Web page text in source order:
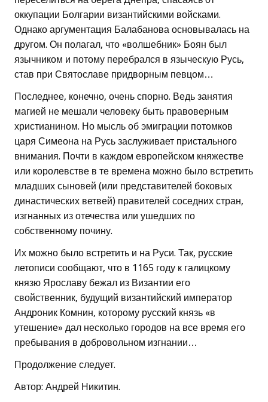
оккупации Болгарии византийскими войсками.
Однако аргументация Балабанова основывалась на
другом. Он полагал, что «волшебник» Боян был
язычником и потому перебрался в языческую Русь,
став при Святославе придворным певцом…
Последнее, конечно, очень спорно. Ведь занятия
магией не мешали человеку быть правоверным
христианином. Но мысль об эмиграции потомков
царя Симеона на Русь заслуживает пристального
внимания. Почти в каждом европейском княжестве
или королевстве в те времена можно было встретить
младших сыновей (или представителей боковых
династических ветвей) правителей соседних стран,
изгнанных из отечества или ушедших по
собственному почину.
Их можно было встретить и на Руси. Так, русские
летописи сообщают, что в 1165 году к галицкому
князю Ярославу бежал из Византии его
свойственник, будущий византийский император
Андроник Комнин, которому русский князь «в
утешение» дал несколько городов на все время его
пребывания в добровольном изгнании…
Продолжение следует.
Автор: Андрей Никитин.